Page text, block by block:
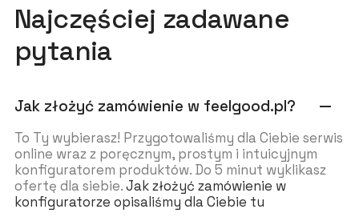
Najczęściej zadawane
pytania
Jak złożyć zamówienie w feelgood.pl? remove
To Ty wybierasz! Przygotowaliśmy dla Ciebie serwis
online wraz z poręcznym, prostym i intuicyjnym
konfiguratorem produktów. Do 5 minut wyklikasz
ofertę dla siebie.Jak złożyć zamówienie w
konfiguratorze opisaliśmy dla Ciebie tu